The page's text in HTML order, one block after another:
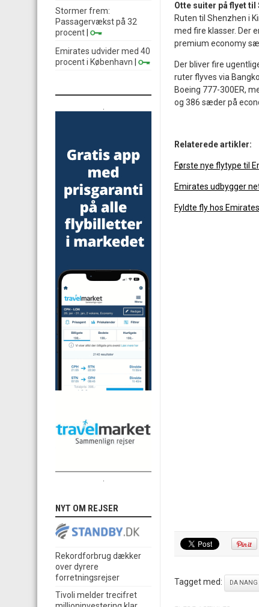
Otte suiter på flyet til
Ruten til Shenzhen i
med fire klasser. Der
premium economy
Der bliver fire
ruter flyves via
Boeing 777-300ER,
og 386 sæder på
Relaterede artikler:
Første nye flytype til
Emirates udbygger
Fyldte fly hos
Tagget med: DA NANG
Stormer frem:
Passagervækst på 32
procent
Emirates udvider med 40
procent i København
NYT OM REJSER
Rekordforbrug dækker
over dyrere
forretningsrejser
Tivoli melder trecifret